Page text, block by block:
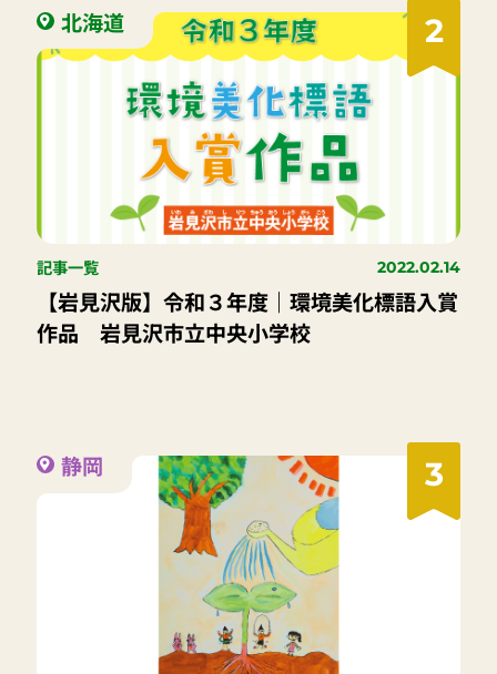
2
北海道
記事一覧 2022.02.14
【岩見沢版】令和３年度｜環境美化標語入賞
作品 岩見沢市立中央小学校
3
静岡